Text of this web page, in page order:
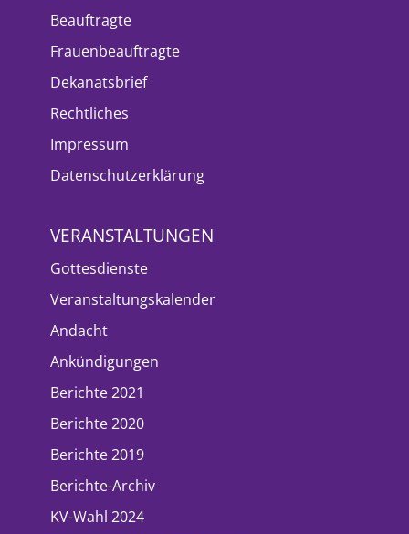
Beauftragte
Frauenbeauftragte
Dekanatsbrief
Rechtliches
Impressum
Datenschutzerklärung
VERANSTALTUNGEN
Gottesdienste
Veranstaltungskalender
Andacht
Ankündigungen
Berichte 2021
Berichte 2020
Berichte 2019
Berichte-Archiv
KV-Wahl 2024